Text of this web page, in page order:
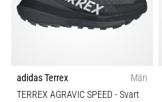
adidas Terrex
Män
TERREX AGRAVIC SPEED - Svart